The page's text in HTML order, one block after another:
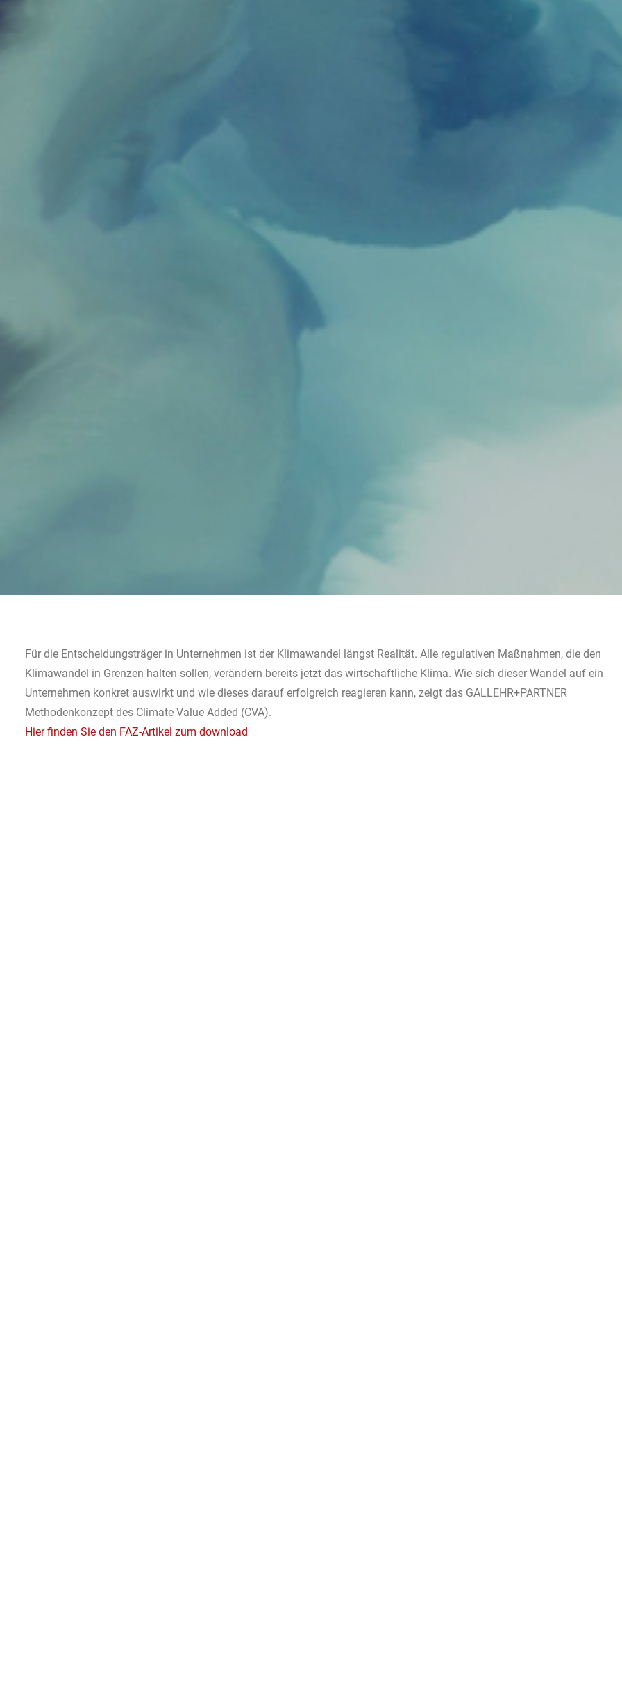
Für die Entscheidungsträger in Unternehmen ist der Klimawandel längst Realität. Alle regulativen Maßnahmen, die den
Klimawandel in Grenzen halten sollen, verändern bereits jetzt das wirtschaftliche Klima. Wie sich dieser Wandel auf ein
Unternehmen konkret auswirkt und wie dieses darauf erfolgreich reagieren kann, zeigt das GALLEHR+PARTNER
Methodenkonzept des Climate Value Added (CVA).
Hier finden Sie den FAZ-Artikel zum download